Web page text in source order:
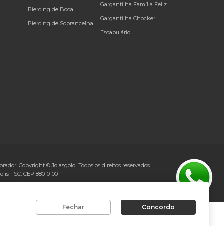
Fechar Concordo
Piercing de Boca
Piercing de Sobrancelha
Gargantilha Família Feliz
Gargantilha Chocker
Escapulário
Copyright © Joiasgold. Todos os direitos reservados.
- SC, CEP 88010-001